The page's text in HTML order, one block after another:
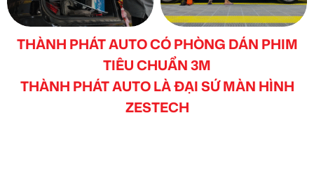
THÀNH PHÁT AUTO CÓ PHÒNG DÁN PHIM
TIÊU CHUẨN 3M
THÀNH PHÁT AUTO LÀ ĐẠI SỨ MÀN HÌNH
ZESTECH